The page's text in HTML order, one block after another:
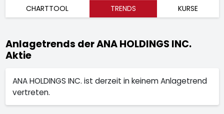
CHARTTOOL
TRENDS KURSE
Anlagetrends der ANA HOLDINGS INC.
Aktie
ANA HOLDINGS INC. ist derzeit in keinem Anlagetrend
vertreten.